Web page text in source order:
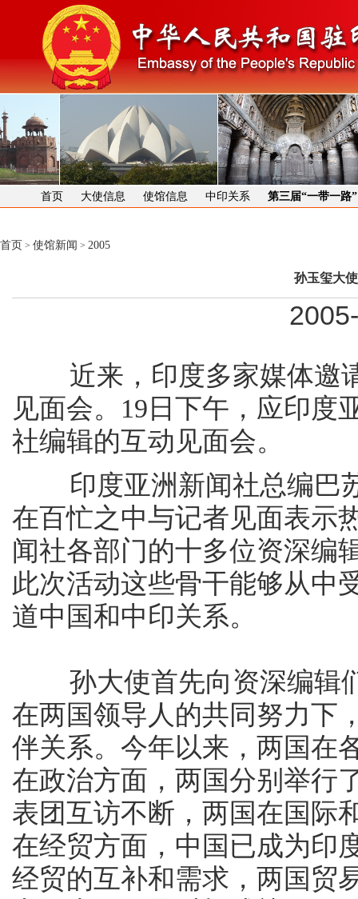
首页 大使信息 使馆信息 中印关系 第三届“一带一路
首页 > 使馆新闻 > 2005
孙玉玺大
近来，印度多家媒体邀请
见面会。19日下午，应印度
社编辑的互动见面会。
印度亚洲新闻社总编巴苏
在百忙之中与记者见面表示
闻社各部门的十多位资深编
此次活动这些骨干能够从中
道中国和中印关系。
孙大使首先向资深编辑们
在两国领导人的共同努力下
伴关系。今年以来，两国在
在政治方面，两国分别举行
表团互访不断，两国在国际
在经贸方面，中国已成为印
经贸的互补和需求，两国贸